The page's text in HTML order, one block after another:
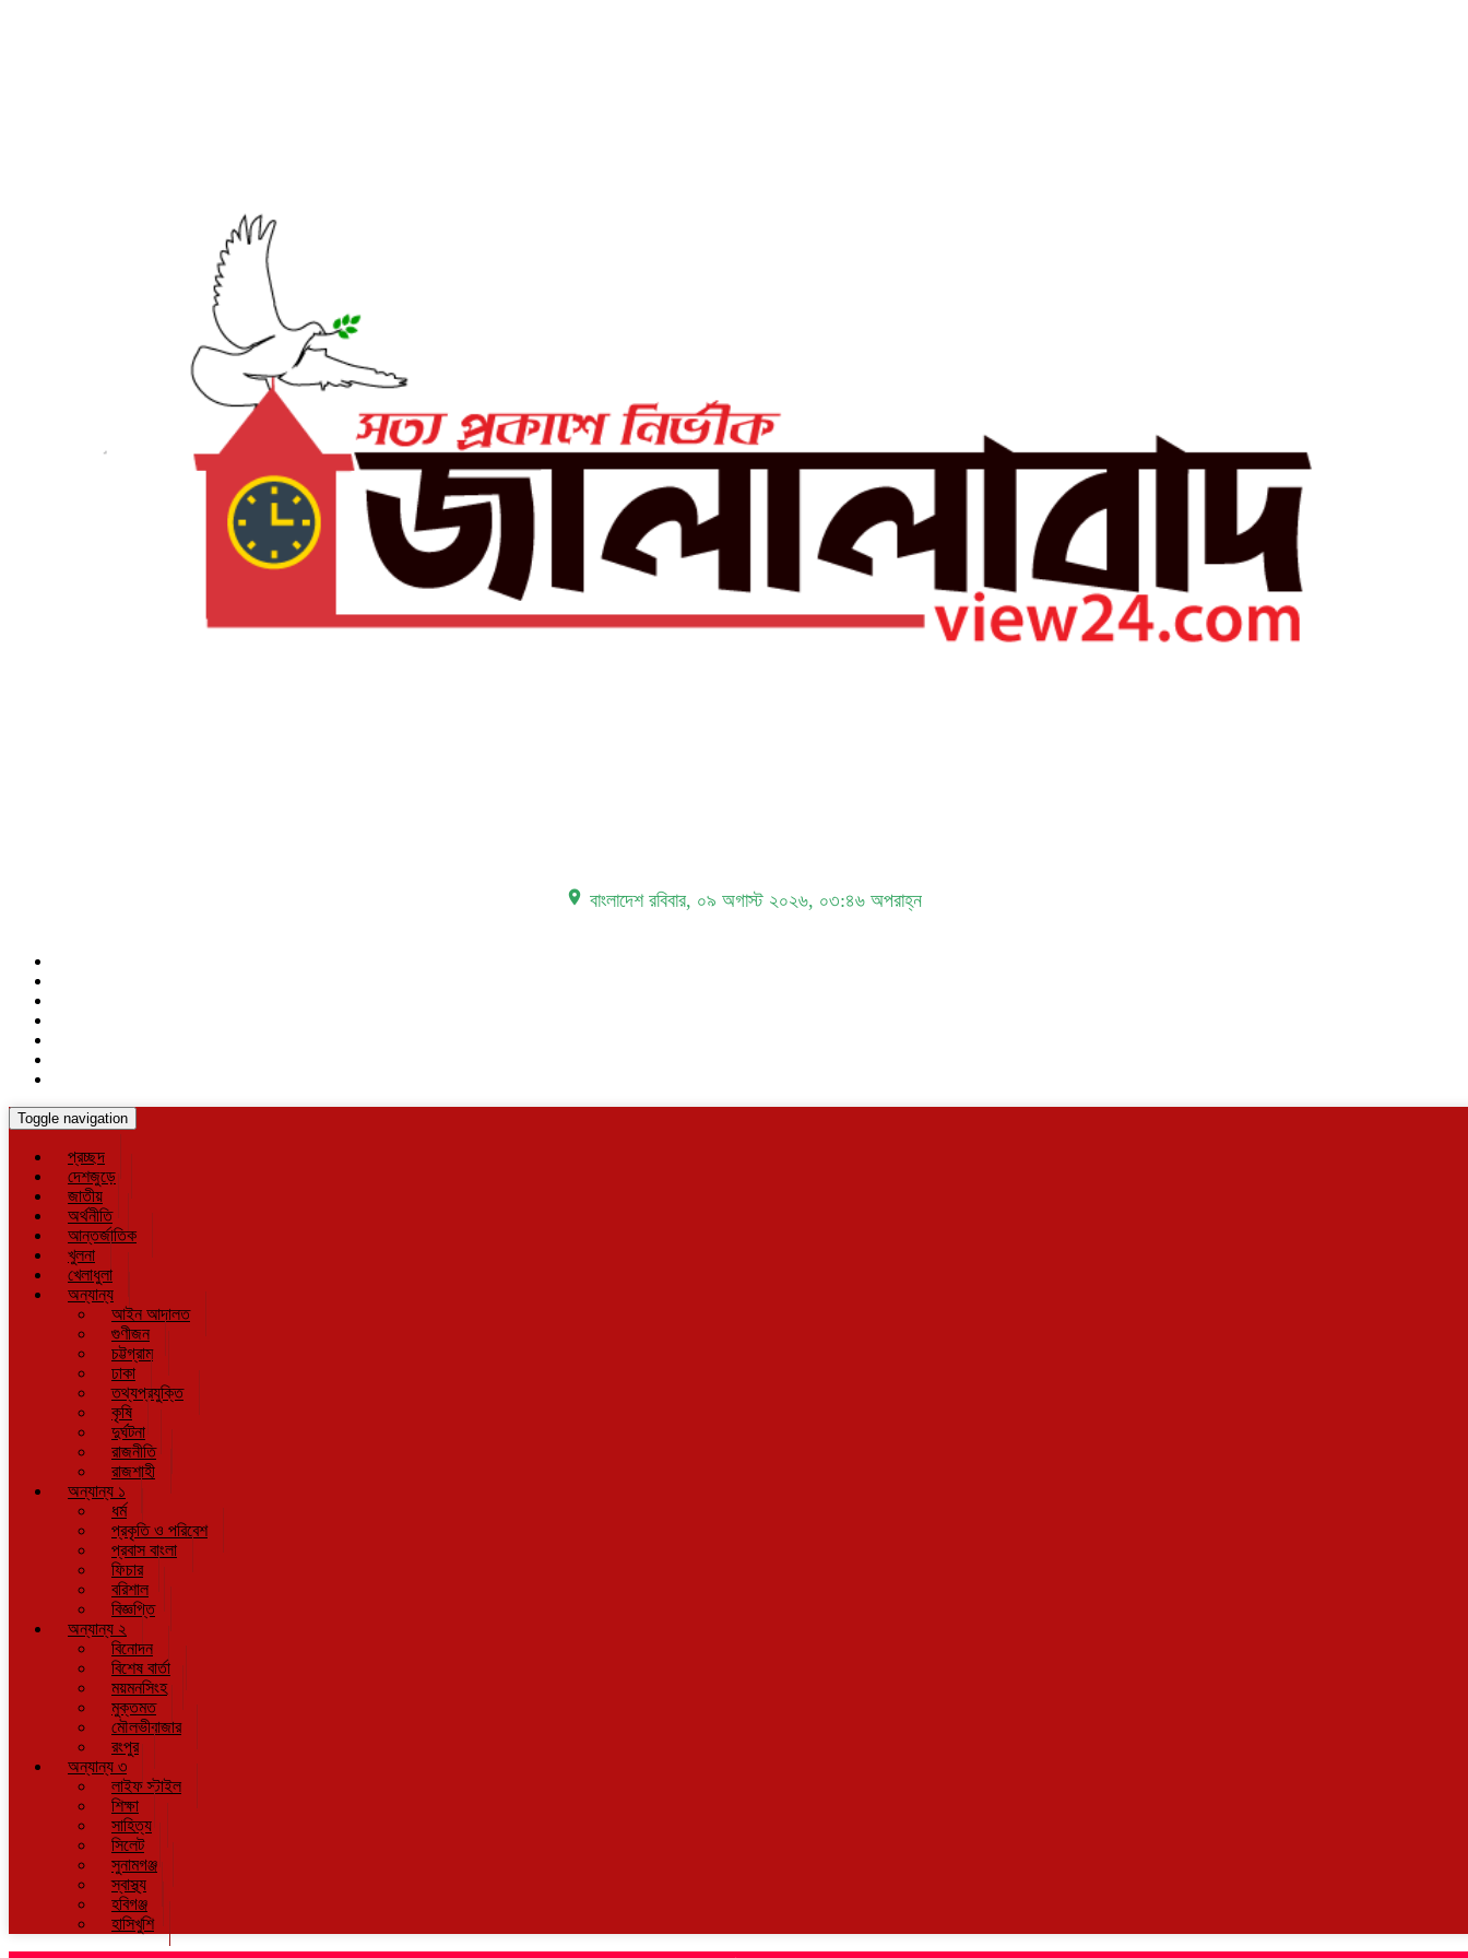
place বাংলাদেশ রবিবার, ০৯ অগাস্ট ২০২৬, ০৩:৪৬ অপরাহ্ন
Toggle navigation
প্রচ্ছদ
দেশজুড়ে
জাতীয়
অর্থনীতি
আন্তর্জাতিক
খুলনা
খেলাধুলা
অন্যান্য
আইন আদালত
গুণীজন
চট্টগ্রাম
ঢাকা
তথ্যপ্রযুক্তি
কৃষি
দুর্ঘটনা
রাজনীতি
রাজশাহী
অন্যান্য ১
ধর্ম
প্রকৃতি ও পরিবেশ
প্রবাস বাংলা
ফিচার
বরিশাল
বিজ্ঞপ্তি
অন্যান্য ২
বিনোদন
বিশেষ বার্তা
ময়মনসিংহ
মুক্তমত
মৌলভীবাজার
রংপুর
অন্যান্য ৩
লাইফ স্টাইল
শিক্ষা
সাহিত্য
সিলেট
সুনামগঞ্জ
স্বাস্থ্য
হবিগঞ্জ
হাসিখুশি